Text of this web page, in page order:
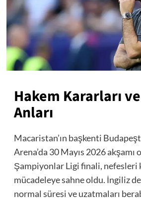
Hakem Kararları
Anları
Macaristan’ın başkenti
Arena’da 30 Mayıs 2026 akşamı
Şampiyonlar Ligi finali, nefesleri
mücadeleye sahne oldu. İngiliz
normal süresi ve uzatmaları